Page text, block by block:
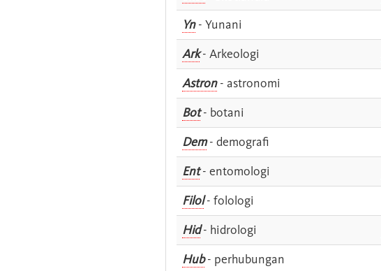
Yn- Yunani
Ark- Arkeologi
Astron- astronomi
Bot- botani
Dem- demografi
Ent- entomologi
Filol- folologi
Hid- hidrologi
Hub- perhubungan